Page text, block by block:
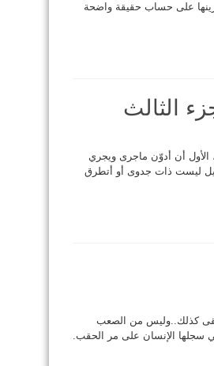
على حساب حقيقة واضحة
الثالث
أن أدوّن ماجرى ويجري
ليست ذات جدوى أو أتطرق
كذلك..وليس من الصعب
سجلها الإنسان على مر الحقب.